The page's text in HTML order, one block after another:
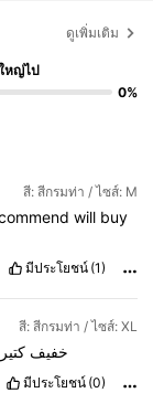
ดูเพิ่มเติม
หญ่ไป
0%
สี: สีกรมท่า / ไซส์: M
will buy
มีประโยชน์ (1)
สี: สีกรมท่า / ไซส์: XL
خفيفكتير
มีประโยชน์ (0)